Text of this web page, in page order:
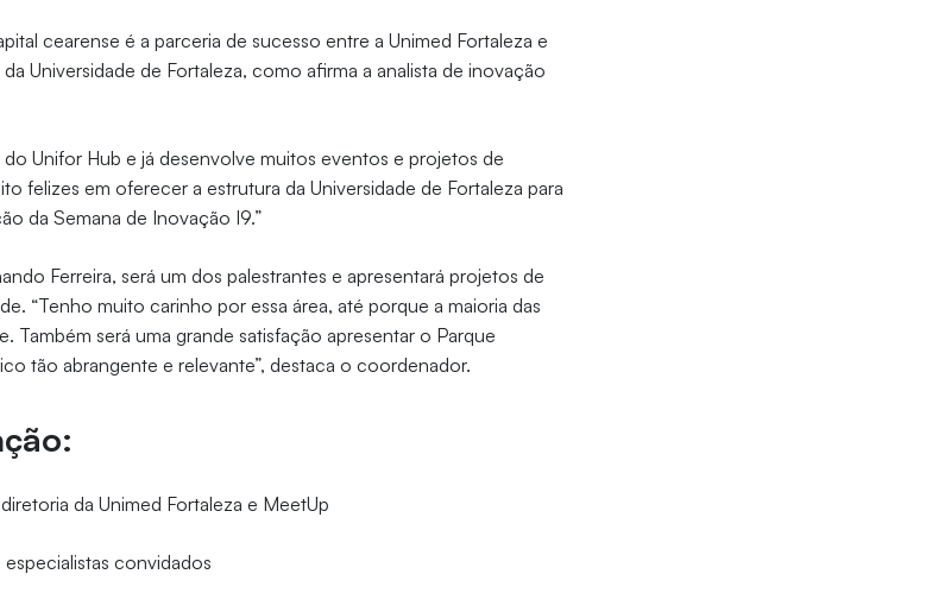
cearense é a parceria de sucesso entre a Unimed Fortaleza e
Universidade de Fortaleza, como afirma a analista de inovação
do Unifor Hub e já desenvolve muitos eventos e projetos de
felizes em oferecer a estrutura da Universidade de Fortaleza para
da Semana de Inovação I9.”
Ferreira, será um dos palestrantes e apresentará projetos de
“Tenho muito carinho por essa área, até porque a maioria das
Também será uma grande satisfação apresentar o Parque
tão abrangente e relevante”, destaca o coordenador.
da Unimed Fortaleza e MeetUp
convidados